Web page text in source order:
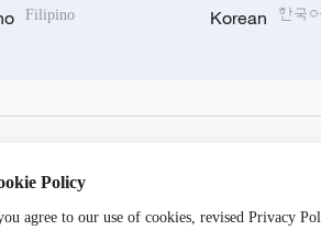
Filipino Korean 한국어
Policy
agree to our use of cookies, revised Privacy